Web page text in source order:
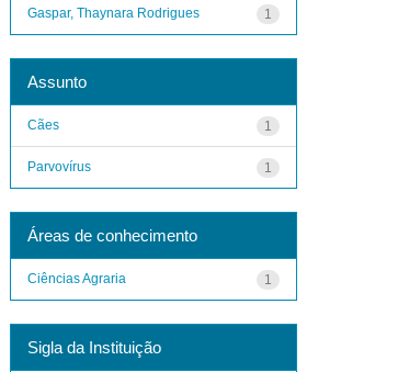
1
Gaspar, Thaynara Rodrigues
Assunto
1
Cães
1
Parvovírus
Áreas de conhecimento
1
Ciências Agraria
Sigla da Instituição